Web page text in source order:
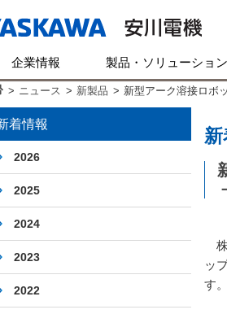
企業情報 製品・ソリューション
> ニュース > 新製品 > 新型アーク溶接ロボ
新
株
ッ
す。
着情報
2026
2025
2024
2023
2022